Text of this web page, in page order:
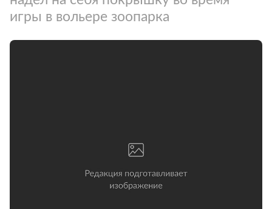
игры в вольере зоопарка